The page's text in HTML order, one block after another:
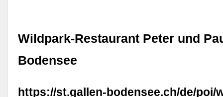
Wildpark-Restaurant Peter und
Bodensee
https://st.gallen-bodensee.ch/de/poi/